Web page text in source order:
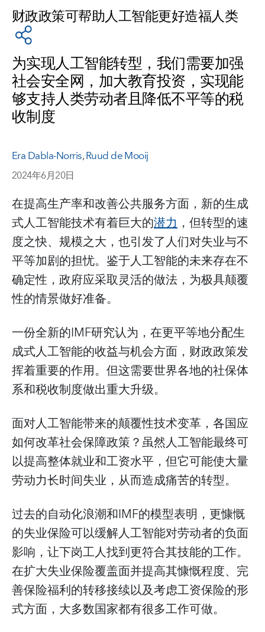
财政政策可帮助人工智能更好造福人类
为实现人工智能转型，我们需要加强
社会安全网，加大教育投资，实现能
够支持人类劳动者且降低不平等的税
收制度
Era Dabla-Norris,Ruud de Mooij
2024年6月20日
在提高生产率和改善公共服务方面，新的生成
式人工智能技术有着巨大的潜力 ，但转型的速
度之快、规模之大，也引发了人们对失业与不
平等加剧的担忧。鉴于人工智能的未来存在不
确定性，政府应采取灵活的做法，为极具颠覆
性的情景做好准备。
一份全新的IMF研究认为，在更平等地分配生
成式人工智能的收益与机会方面，财政政策发
挥着重要的作用。但这需要世界各地的社保体
系和税收制度做出重大升级。
面对人工智能带来的颠覆性技术变革，各国应
如何改革社会保障政策？虽然人工智能最终可
以提高整体就业和工资水平，但它可能使大量
劳动力长时间失业，从而造成痛苦的转型。
过去的自动化浪潮和IMF的模型表明，更慷慨
的失业保险可以缓解人工智能对劳动者的负面
影响，让下岗工人找到更符合其技能的工作。
在扩大失业保险覆盖面并提高其慷慨程度、完
善保险福利的转移接续以及考虑工资保险的形
式方面，大多数国家都有很多工作可做。